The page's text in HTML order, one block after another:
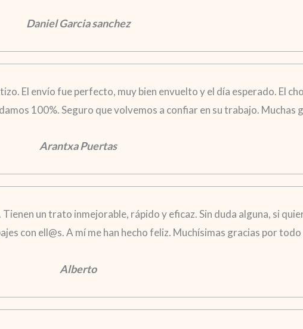
Daniel Garcia sanchez
El envío fue perfecto, muy bien envuelto y el día esperado. El
100%. Seguro que volvemos a confiar en su trabajo. Muchas
Arantxa Puertas
un trato inmejorable, rápido y eficaz. Sin duda alguna, si
con ell@s. A mí me han hecho feliz. Muchísimas gracias por todo
Alberto